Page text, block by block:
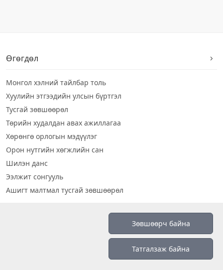
Өгөгдөл
Монгол хэлний тайлбар толь
Хуулийн этгээдийн улсын бүртгэл
Тусгай зөвшөөрөл
Төрийн худалдан авах ажиллагаа
Хөрөнгө орлогын мэдүүлэг
Орон нутгийн хөгжлийн сан
Шилэн данс
Ээлжит сонгууль
Ашигт малтмал тусгай зөвшөөрөл
Зөвшөөрч байна
Татгалзаж байна